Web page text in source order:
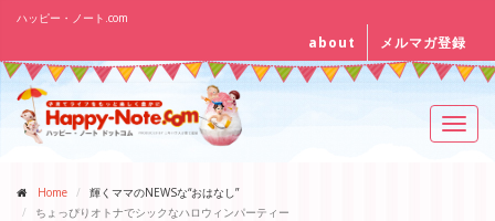
ハッピー・ノート.com
about メルマガ登録
Home
輝くママのNEWSな“おはなし”
ちょっぴりオトナでシックなハロウィンパーティー